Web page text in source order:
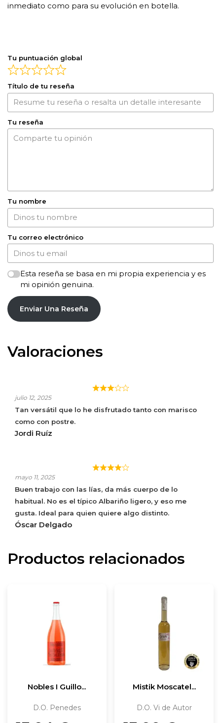
inmediato como para su evolución en botella.
Tu puntuación global
Título de tu reseña
Tu reseña
Tu nombre
Tu correo electrónico
Esta reseña se basa en mi propia experiencia y es
mi opinión genuina.
Enviar Una Reseña
Valoraciones
ALBARIÑO MARCO REAL LIAS
julio 12, 2025
Tan versátil que lo he disfrutado tanto con marisco
como con postre.
Jordi Ruíz
ALBARIÑO MARCO REAL LIAS
mayo 11, 2025
Buen trabajo con las lías, da más cuerpo de lo
habitual. No es el típico Albariño ligero, y eso me
gusta. Ideal para quien quiere algo distinto.
Óscar Delgado
Productos relacionados
Nobles I Guillo...
D.O. Penedes
Mistik Moscatel...
D.O. Vi de Autor